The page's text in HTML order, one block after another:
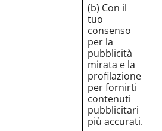
(b) Con il
tuo
consenso
per la
pubblicità
mirata e la
profilazione
per fornirti
contenuti
pubblicitari
più accurati.